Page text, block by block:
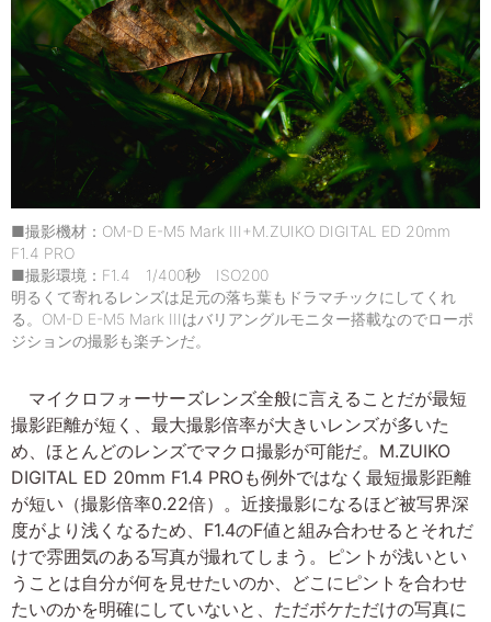
■撮影機材：OM-D E-M5 Mark III+M.ZUIKO DIGITAL ED 20mm
F1.4 PRO
■撮影環境：F1.4 1/400秒 ISO200
明るくて寄れるレンズは足元の落ち葉もドラマチックにしてくれ
る。OM-D E-M5 Mark IIIはバリアングルモニター搭載なのでローポ
ジションの撮影も楽チンだ。
マイクロフォーサーズレンズ全般に言えることだが最短
撮影距離が短く、最大撮影倍率が大きいレンズが多いた
め、ほとんどのレンズでマクロ撮影が可能だ。M.ZUIKO
DIGITAL ED 20mm F1.4 PROも例外ではなく最短撮影距離
が短い（撮影倍率0.22倍）。近接撮影になるほど被写界深
度がより浅くなるため、F1.4のF値と組み合わせるとそれだ
けで雰囲気のある写真が撮れてしまう。ピントが浅いとい
うことは自分が何を見せたいのか、どこにピントを合わせ
たいのかを明確にしていないと、ただボケただけの写真に